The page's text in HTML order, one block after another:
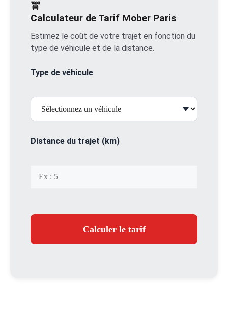
🚖
Calculateur de Tarif Mober Paris
Estimez le coût de votre trajet en fonction du
type de véhicule et de la distance.
Type de véhicule
Distance du trajet (km)
Calculer le tarif